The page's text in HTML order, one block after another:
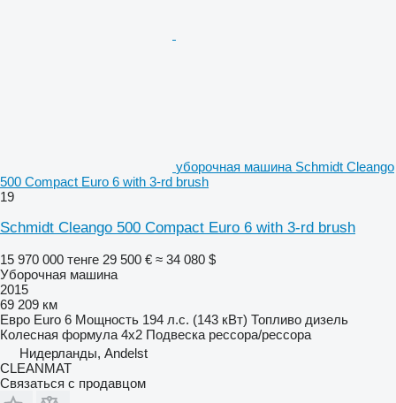
уборочная машина Schmidt Cleango
500 Compact Euro 6 with 3-rd brush
19
Schmidt Cleango 500 Compact Euro 6 with 3-rd brush
15 970 000 тенге 29 500 € ≈ 34 080 $
Уборочная машина
2015
69 209 км
Евро Euro 6 Мощность 194 л.с. (143 кВт) Топливо дизель
Колесная формула 4x2 Подвеска рессора/рессора
Нидерланды, Andelst
CLEANMAT
Связаться с продавцом